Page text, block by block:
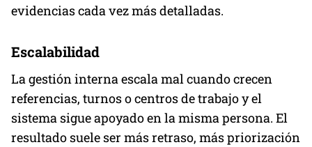
evidencias cada vez más detalladas.
Escalabilidad
La gestión interna escala mal cuando crecen
referencias, turnos o centros de trabajo y el
sistema sigue apoyado en la misma persona. El
resultado suele ser más retraso, más priorización